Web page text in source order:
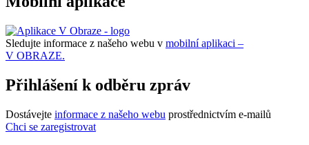
Sledujte informace z našeho webu v mobilní aplikaci –
V OBRAZE.
Přihlášení k odběru zpráv
Dostávejte informace z našeho webu prostřednictvím e-mailů
Chci se zaregistrovat